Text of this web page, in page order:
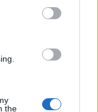
the
dichiarazioni
tra gli
che le reazioni